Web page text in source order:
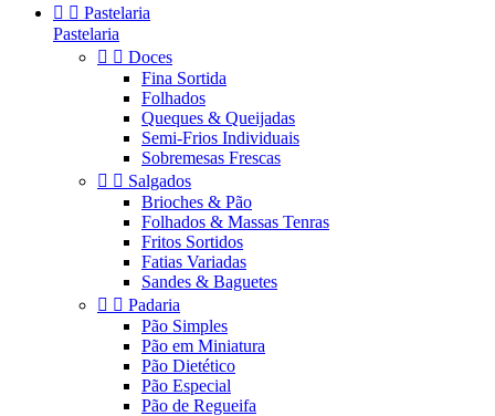
  Pastelaria
Pastelaria
  Doces
Fina Sortida
Folhados
Queques & Queijadas
Semi-Frios Individuais
Sobremesas Frescas
  Salgados
Brioches & Pão
Folhados & Massas Tenras
Fritos Sortidos
Fatias Variadas
Sandes & Baguetes
  Padaria
Pão Simples
Pão em Miniatura
Pão Dietético
Pão Especial
Pão de Regueifa